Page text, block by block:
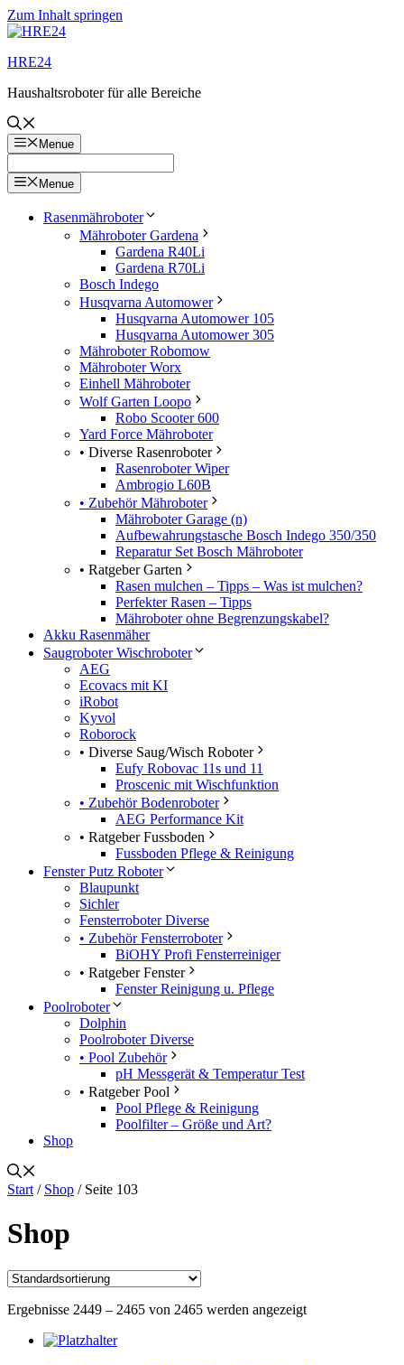
Zum Inhalt springen
HRE24
Haushaltsroboter für alle Bereiche
Menue
Menue
Rasenmähroboter
Mähroboter Gardena
Gardena R40Li
Gardena R70Li
Bosch Indego
Husqvarna Automower
Husqvarna Automower 105
Husqvarna Automower 305
Mähroboter Robomow
Mähroboter Worx
Einhell Mähroboter
Wolf Garten Loopo
Robo Scooter 600
Yard Force Mähroboter
• Diverse Rasenroboter
Rasenroboter Wiper
Ambrogio L60B
• Zubehör Mähroboter
Mähroboter Garage (n)
Aufbewahrungstasche Bosch Indego 350/350
Reparatur Set Bosch Mähroboter
• Ratgeber Garten
Rasen mulchen – Tipps – Was ist mulchen?
Perfekter Rasen – Tipps
Mähroboter ohne Begrenzungskabel?
Akku Rasenmäher
Saugroboter Wischroboter
AEG
Ecovacs mit KI
iRobot
Kyvol
Roborock
• Diverse Saug/Wisch Roboter
Eufy Robovac 11s und 11
Proscenic mit Wischfunktion
• Zubehör Bodenroboter
AEG Performance Kit
• Ratgeber Fussboden
Fussboden Pflege & Reinigung
Fenster Putz Roboter
Blaupunkt
Sichler
Fensterroboter Diverse
• Zubehör Fensterroboter
BiOHY Profi Fensterreiniger
• Ratgeber Fenster
Fenster Reinigung u. Pflege
Poolroboter
Dolphin
Poolroboter Diverse
• Pool Zubehör
pH Messgerät & Temperatur Test
• Ratgeber Pool
Pool Pflege & Reinigung
Poolfilter – Größe und Art?
Shop
Start / Shop / Seite 103
Shop
Ergebnisse 2449 – 2465 von 2465 werden angezeigt